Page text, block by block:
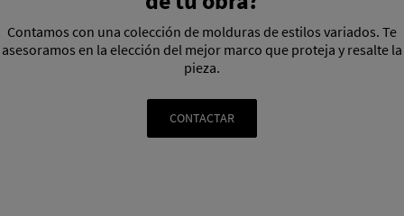
Contamos con una colección de molduras de estilos variados. Te
asesoramos en la elección del mejor marco que proteja y resalte la
pieza.
CONTACTAR